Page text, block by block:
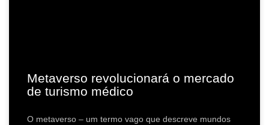
Metaverso revolucionará o mercado
de turismo médico
O metaverso – um termo vago que descreve mundos